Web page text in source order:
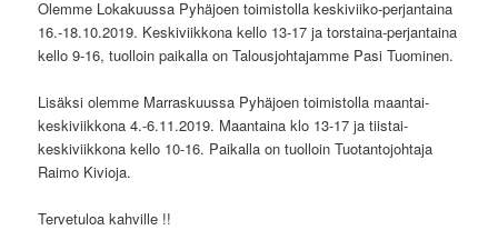
Olemme Lokakuussa Pyhäjoen toimistolla keskiviiko-perjantaina
16.-18.10.2019. Keskiviikkona kello 13-17 ja torstaina-perjantaina
kello 9-16, tuolloin paikalla on Talousjohtajamme Pasi Tuominen.
Lisäksi olemme Marraskuussa Pyhäjoen toimistolla maantai-
keskiviikkona 4.-6.11.2019. Maantaina klo 13-17 ja tiistai-
keskiviikkona kello 10-16. Paikalla on tuolloin Tuotantojohtaja
Raimo Kivioja.
Tervetuloa kahville !!